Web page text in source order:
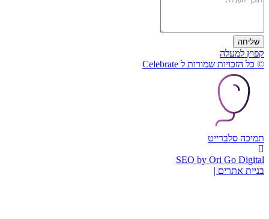
שליחה
קפוץ למעלה
© כל הזכויות שמורות ל Celebrate
תמיכה סלברייט
SEO by Ori Go Digital
בניית אתרים |